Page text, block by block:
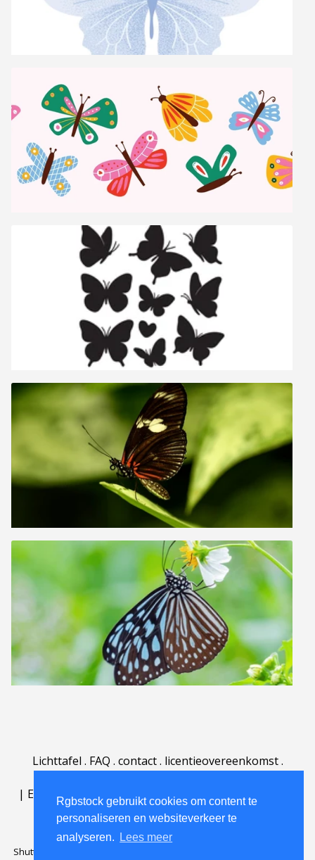
Rgbstock gebruikt cookies om content te
personaliseren en websiteverkeer te
analyseren.
Lees meer
Lichttafel . FAQ . contact. licentieovereenkomst.
| English | Deutsch Español | Português
Nederlands|
Shutterstock official partner of Rgbstock